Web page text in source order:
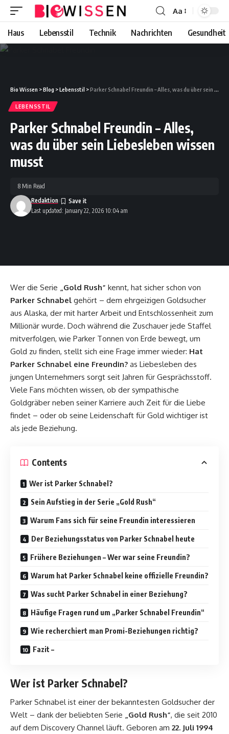
Font
Resizer
Aa
Haus Lebensstil Technik Nachrichten Gesundheit
Bio Wissen >Blog >Lebensstil >Parker Schnabel Freundin – Alles, was du über sein Liebesleben wissen musst
LEBENSSTIL
Parker Schnabel Freundin – Alles,
was du über sein Liebesleben wissen
musst
Last updated: January 22, 2026 10:04 am
Redaktion
8 Min Read
Wer die Serie „Gold Rush“ kennt, hat sicher schon von
Parker Schnabel gehört – dem ehrgeizigen Goldsucher
aus Alaska, der mit harter Arbeit und Entschlossenheit zum
Millionär wurde. Doch während die Zuschauer jede Staffel
mitverfolgen, wie Parker Tonnen von Erde bewegt, um
Gold zu finden, stellt sich eine Frage immer wieder: Hat
Parker Schnabel eine Freundin? as Liebesleben des
jungen Unternehmers sorgt seit Jahren für Gesprächsstoff.
Viele Fans möchten wissen, ob der sympathische
Goldgräber neben seiner Karriere auch Zeit für die Liebe
findet – oder ob seine Leidenschaft für Gold wichtiger ist
als jede Beziehung.
Contents
Wer ist Parker Schnabel?
Sein Aufstieg in der Serie „Gold Rush“
Warum Fans sich für seine Freundin interessieren
Der Beziehungsstatus von Parker Schnabel heute
Frühere Beziehungen – Wer war seine Freundin?
Warum hat Parker Schnabel keine offizielle Freundin?
Was sucht Parker Schnabel in einer Beziehung?
Häufige Fragen rund um „Parker Schnabel Freundin“
Wie recherchiert man Promi-Beziehungen richtig?
Fazit –
Wer ist Parker Schnabel?
Parker Schnabel ist einer der bekanntesten Goldsucher der
Welt – dank der beliebten Serie
„Gold Rush“, die seit 2010
auf dem Discovery Channel läuft. Geboren am 22. Juli 1994